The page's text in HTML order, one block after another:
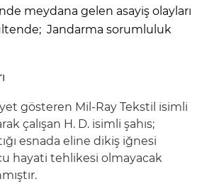
meydana gelen asayiş olayları
Jandarma sorumluluk
gösteren Mil-Ray Tekstil isimli
çalışan H. D. isimli şahıs;
esnada eline dikiş iğnesi
hayati tehlikesi olmayacak